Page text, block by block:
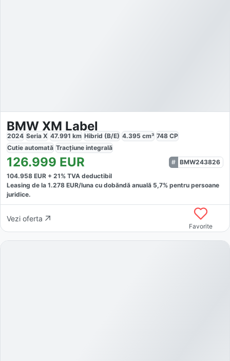
BMW XM Label
2024 Seria X 47.991 km Hibrid (B/E) 4.395 cm³ 748 CP
Cutie automată Tracțiune integrală
126.999 EUR
BMW243826
104.958 EUR + 21% TVA deductibil
Leasing de la 1.278 EUR/luna cu dobăndă anuală 5,7% pentru persoane
juridice.
Vezi oferta
Favorite